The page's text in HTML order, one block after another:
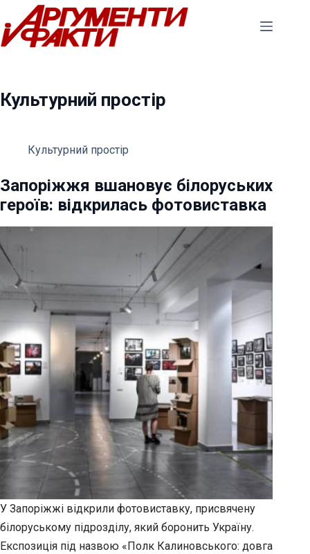
Перейти
до
вмісту
Культурний простір
Культурний простір
Запоріжжя вшановує білоруських
героїв: відкрилась фотовиставка
У Запоріжжі відкрили фотовиставку, присвячену
білоруському підрозділу, який боронить Україну.
Експозиція під назвою «Полк Калиновського: довга